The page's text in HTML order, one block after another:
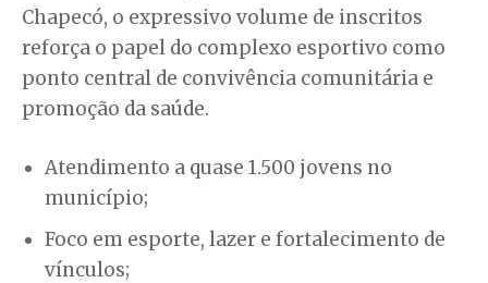
Chapecó, o expressivo volume de inscritos
reforça o papel do complexo esportivo como
ponto central de convivência comunitária e
promoção da saúde.
Atendimento a quase 1.500 jovens no
município;
Foco em esporte, lazer e fortalecimento de
vínculos;